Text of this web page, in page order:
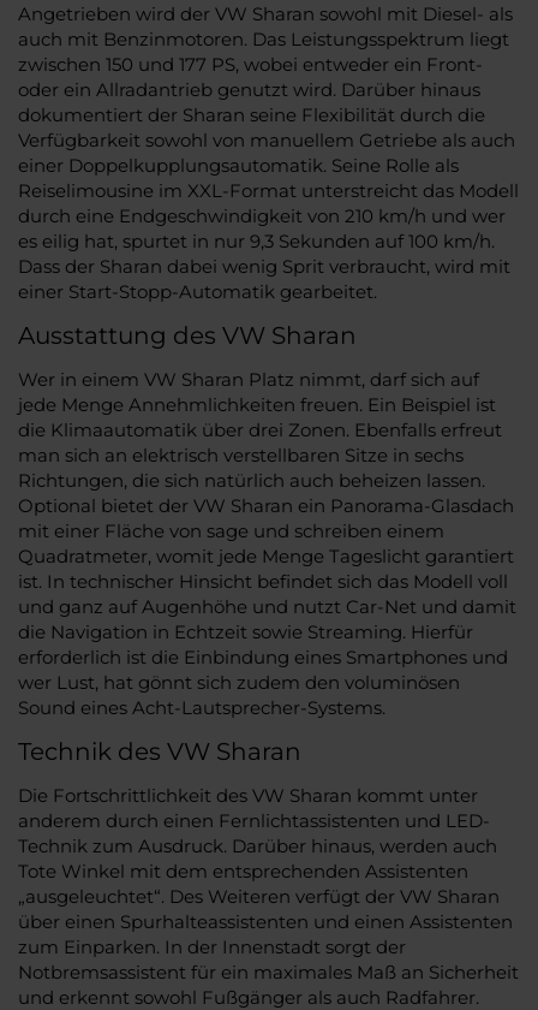
Angetrieben wird der VW Sharan sowohl mit Diesel- als
auch mit Benzinmotoren. Das Leistungsspektrum liegt
zwischen 150 und 177 PS, wobei entweder ein Front-
oder ein Allradantrieb genutzt wird. Darüber hinaus
dokumentiert der Sharan seine Flexibilität durch die
Verfügbarkeit sowohl von manuellem Getriebe als auch
einer Doppelkupplungsautomatik. Seine Rolle als
Reiselimousine im XXL-Format unterstreicht das Modell
durch eine Endgeschwindigkeit von 210 km/h und wer
es eilig hat, spurtet in nur 9,3 Sekunden auf 100 km/h.
Dass der Sharan dabei wenig Sprit verbraucht, wird mit
einer Start-Stopp-Automatik gearbeitet.
Ausstattung des VW Sharan
Wer in einem VW Sharan Platz nimmt, darf sich auf
jede Menge Annehmlichkeiten freuen. Ein Beispiel ist
die Klimaautomatik über drei Zonen. Ebenfalls erfreut
man sich an elektrisch verstellbaren Sitze in sechs
Richtungen, die sich natürlich auch beheizen lassen.
Optional bietet der VW Sharan ein Panorama-Glasdach
mit einer Fläche von sage und schreiben einem
Quadratmeter, womit jede Menge Tageslicht garantiert
ist. In technischer Hinsicht befindet sich das Modell voll
und ganz auf Augenhöhe und nutzt Car-Net und damit
die Navigation in Echtzeit sowie Streaming. Hierfür
erforderlich ist die Einbindung eines Smartphones und
wer Lust, hat gönnt sich zudem den voluminösen
Sound eines Acht-Lautsprecher-Systems.
Technik des VW Sharan
Die Fortschrittlichkeit des VW Sharan kommt unter
anderem durch einen Fernlichtassistenten und LED-
Technik zum Ausdruck. Darüber hinaus, werden auch
Tote Winkel mit dem entsprechenden Assistenten
„ausgeleuchtet“. Des Weiteren verfügt der VW Sharan
über einen Spurhalteassistenten und einen Assistenten
zum Einparken. In der Innenstadt sorgt der
Notbremsassistent für ein maximales Maß an Sicherheit
und erkennt sowohl Fußgänger als auch Radfahrer.